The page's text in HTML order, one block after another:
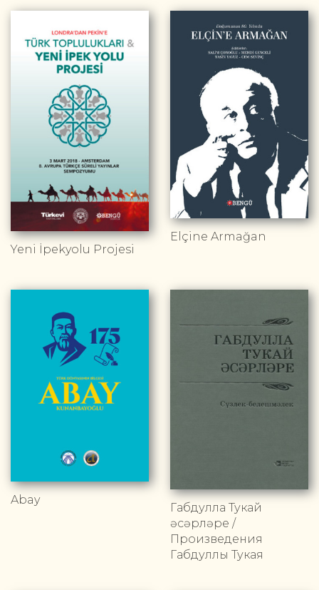
Yeni İpekyolu Projesi
Elçine Armağan
Abay
Габдулла Тукай
әсәрләре /
Произведения
Габдуллы Тукая